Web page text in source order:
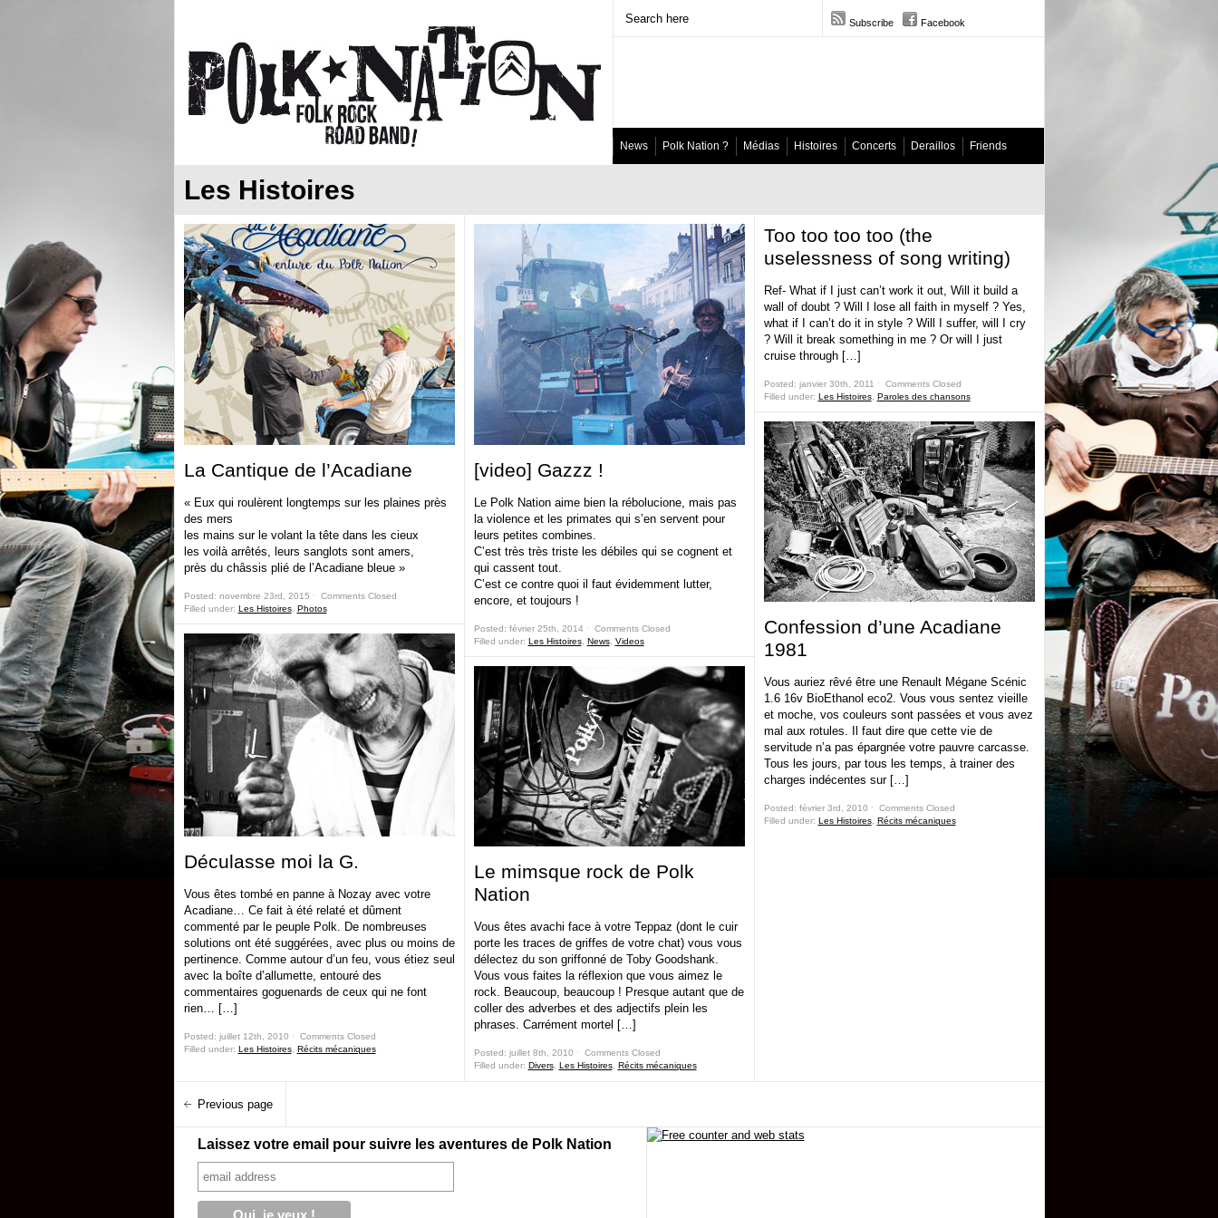
Subscribe Facebook
News Polk Nation ? Médias Histoires Concerts Deraillos Friends
Les Histoires
La Cantique de l’Acadiane
« Eux qui roulèrent longtemps sur les plaines près
des mers
les mains sur le volant la tête dans les cieux
les voilà arrêtés, leurs sanglots sont amers,
près du châssis plié de l’Acadiane bleue »
Posted: novembre 23rd, 2015 ˑ Comments Closed
Filled under: Les Histoires, Photos
Déculasse moi la G.
Vous êtes tombé en panne à Nozay avec votre
Acadiane… Ce fait à été relaté et dûment
commenté par le peuple Polk. De nombreuses
solutions ont été suggérées, avec plus ou moins de
pertinence. Comme autour d’un feu, vous étiez seul
avec la boîte d’allumette, entouré des
commentaires goguenards de ceux qui ne font
rien… […]
Posted: juillet 12th, 2010 ˑ Comments Closed
Filled under: Les Histoires, Récits mécaniques
[video] Gazzz !
Le Polk Nation aime bien la rébolucione, mais pas
la violence et les primates qui s’en servent pour
leurs petites combines.
C’est très très triste les débiles qui se cognent et
qui cassent tout.
C’est ce contre quoi il faut évidemment lutter,
encore, et toujours !
Posted: février 25th, 2014 ˑ Comments Closed
Filled under: Les Histoires, News, Videos
Le mimsque rock de Polk
Nation
Vous êtes avachi face à votre Teppaz (dont le cuir
porte les traces de griffes de votre chat) vous vous
délectez du son griffonné de Toby Goodshank.
Vous vous faites la réflexion que vous aimez le
rock. Beaucoup, beaucoup ! Presque autant que de
coller des adverbes et des adjectifs plein les
phrases. Carrément mortel […]
Posted: juillet 8th, 2010 ˑ Comments Closed
Filled under: Divers, Les Histoires, Récits mécaniques
Too too too too (the
uselessness of song writing)
Ref- What if I just can’t work it out, Will it build a
wall of doubt ? Will I lose all faith in myself ? Yes,
what if I can’t do it in style ? Will I suffer, will I cry
? Will it break something in me ? Or will I just
cruise through […]
Posted: janvier 30th, 2011 ˑ Comments Closed
Filled under: Les Histoires, Paroles des chansons
Confession d’une Acadiane
1981
Vous auriez rêvé être une Renault Mégane Scénic
1.6 16v BioEthanol eco2. Vous vous sentez vieille
et moche, vos couleurs sont passées et vous avez
mal aux rotules. Il faut dire que cette vie de
servitude n’a pas épargnée votre pauvre carcasse.
Tous les jours, par tous les temps, à trainer des
charges indécentes sur […]
Posted: février 3rd, 2010 ˑ Comments Closed
Filled under: Les Histoires, Récits mécaniques
Previous page
Laissez votre email pour suivre les aventures de Polk Nation